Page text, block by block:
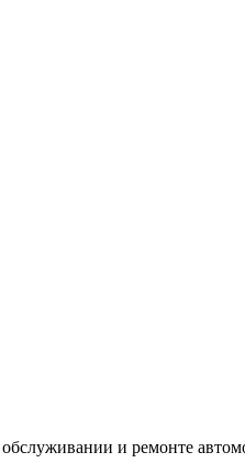
и ремонте